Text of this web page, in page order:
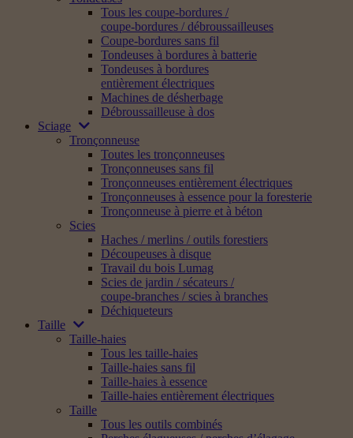
Tous les coupe-bordures /
coupe-bordures / débroussailleuses
Coupe-bordures sans fil
Tondeuses à bordures à batterie
Tondeuses à bordures
entièrement électriques
Machines de désherbage
Débroussailleuse à dos
Sciage
Tronçonneuse
Toutes les tronçonneuses
Tronçonneuses sans fil
Tronçonneuses entièrement électriques
Tronçonneuses à essence pour la foresterie
Tronçonneuse à pierre et à béton
Scies
Haches / merlins / outils forestiers
Découpeuses à disque
Travail du bois Lumag
Scies de jardin / sécateurs /
coupe-branches / scies à branches
Déchiqueteurs
Taille
Taille-haies
Tous les taille-haies
Taille-haies sans fil
Taille-haies à essence
Taille-haies entièrement électriques
Taille
Tous les outils combinés